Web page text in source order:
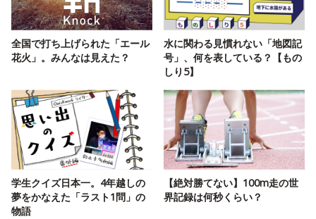
全国で打ち上げられた「エール
花火」。みんなは見えた？
水に関わる見慣れない「地図記
号」、何を表している？【もの
しり5】
学生クイズ日本一。4年越しの
夢をかなえた「ラスト1問」の
物語
【絶対勝てない】100m走の世
界記録は何秒くらい？